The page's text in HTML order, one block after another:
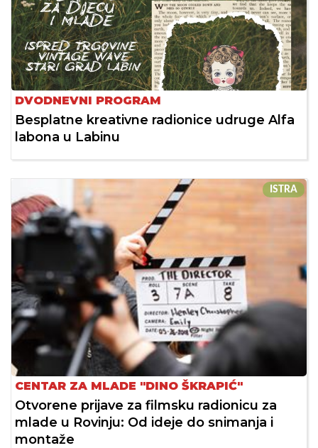
DVODNEVNI PROGRAM
Besplatne kreativne radionice udruge Alfa
labona u Labinu
ISTRA
CENTAR ZA MLADE "DINO ŠKRAPIĆ"
Otvorene prijave za filmsku radionicu za
mlade u Rovinju: Od ideje do snimanja i
montaže